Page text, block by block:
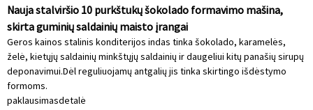
Nauja stalviršio 10 purkštukų šokolado formavimo mašina,
skirta guminių saldainių maisto įrangai
Geros kainos stalinis konditerijos indas tinka šokolado, karamelės,
želė, kietųjų saldainių minkštųjų saldainių ir daugeliui kitų panašių sirupų
deponavimui.Dėl reguliuojamų antgalių jis tinka skirtingo išdėstymo
formoms.
paklausimasdetalė